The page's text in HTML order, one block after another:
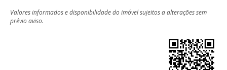
Valores informados e disponibilidade do imóvel sujeitos a alterações sem
prévio aviso.